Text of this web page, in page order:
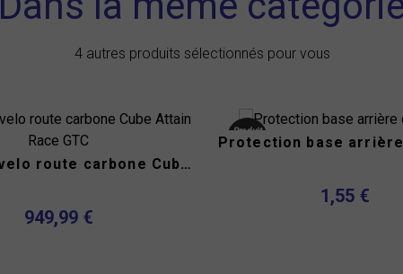
4 autres produits sélectionnés pour vous
Kit cadre velo route carbone Cube Attain Race GTC taille 53
949,99 €
Produit
neuf
Protection base
1,55 €